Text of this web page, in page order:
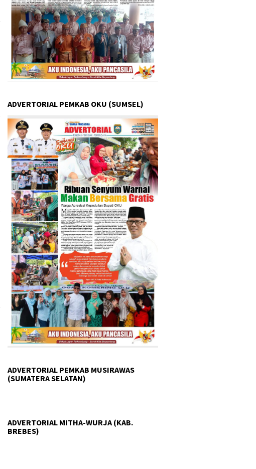
ADVERTORIAL PEMKAB OKU (SUMSEL)
ADVERTORIAL PEMKAB MUSIRAWAS
(SUMATERA SELATAN)
ADVERTORIAL MITHA-WURJA (KAB.
BREBES)